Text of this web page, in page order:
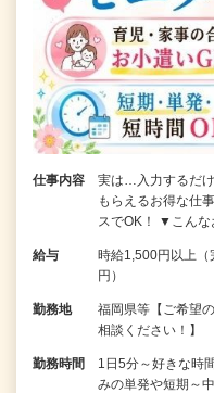
仕事内容
実は…入力するだ
もらえるお得な仕
スでOK！ ▼こん
給与
時給1,500円以上
円）
勤務地
福岡県等【ご希望
相談ください！】
勤務時間
1日5分～好きな時
みの単発や短期～